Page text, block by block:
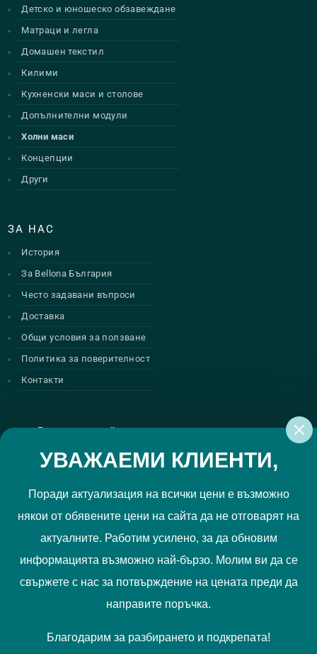
УВАЖАЕМИ КЛИЕНТИ,
Поради актуализация на всички цени е възможно
някои от обявените цени на сайта да не отговарят на
актуалните. Работим усилено, за да обновим
информацията възможно най-бързо. Молим ви да се
свържете с нас за потвърждение на цената преди да
направите поръчка.
Благодарим за разбирането и подкрепата!
Детско и юношеско обзавеждане
Матраци и легла
Домашен текстил
Килими
Кухненски маси и столове
Допълнителни модули
Холни маси
Концепции
Други
ЗА НАС
История
За Bellona България
Често задавани въпроси
Доставка
Общи условия за ползване
Политика за поверителност
Контакти
Регистрирай се за нашите атрактивни
Прочетох и приемам Политиката за поверителност
РЕГИСТРИРАЙ МЕ
Ние използваме "бисквитки", за да Ви осигурим по-добро
Запознайте се с нашатаПолитика за бисквитки.